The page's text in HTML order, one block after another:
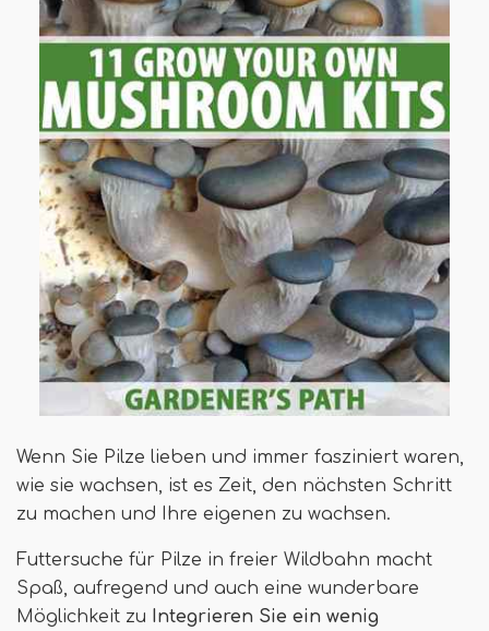
Wenn Sie Pilze lieben und immer fasziniert waren,
wie sie wachsen, ist es Zeit, den nächsten Schritt
zu machen und Ihre eigenen zu wachsen.
Futtersuche für Pilze in freier Wildbahn macht
Spaß, aufregend und auch eine wunderbare
Möglichkeit zu Integrieren Sie ein wenig